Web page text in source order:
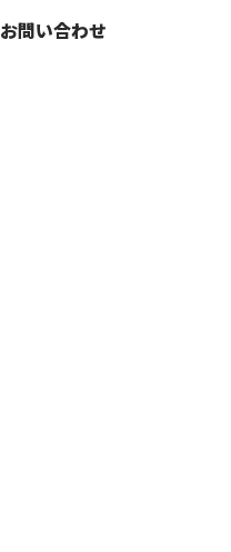
お問い合わせ